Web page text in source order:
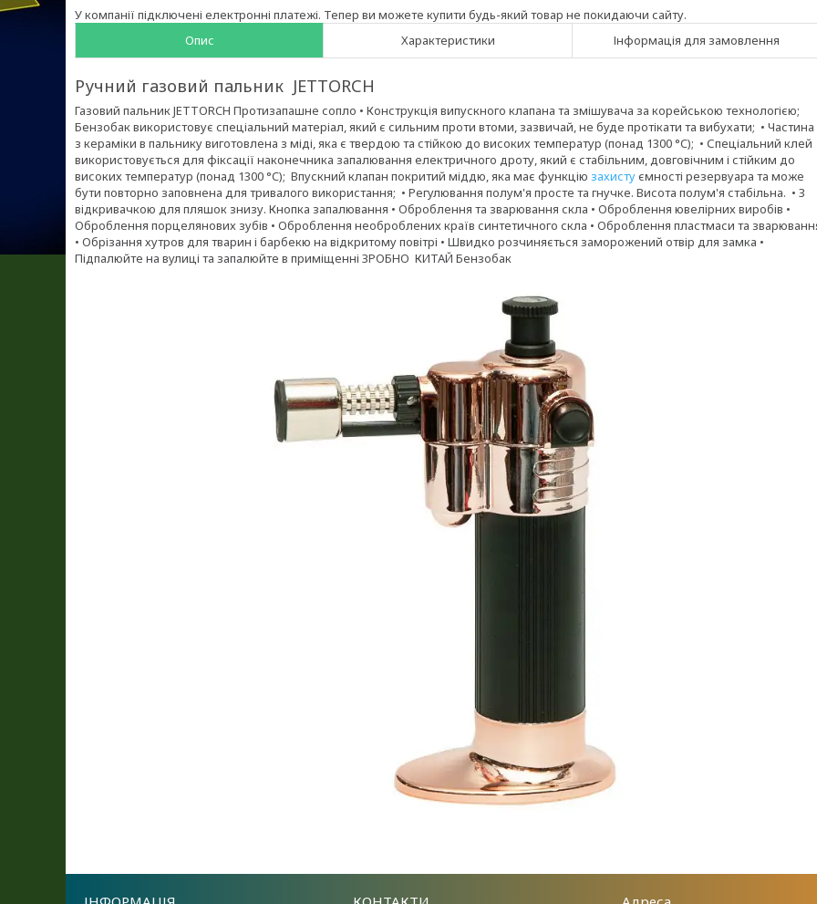
У компанії підключені електронні платежі. Тепер ви можете купити будь-який товар не покидаючи сайту.
Опис
Характеристики Інформація для замовлення
Ручний газовий пальник JETTORCH
Газовий пальник JETTORCH Протизапашне сопло • Конструкція випускного клапана та змішувача за корейською технологією;
Бензобак використовує спеціальний матеріал, який є сильним проти втоми, зазвичай, не буде протікати та вибухати; • Частина
з кераміки в пальнику виготовлена з міді, яка є твердою та стійкою до високих температур (понад 1300 °C); • Спеціальний клей
використовується для фіксації наконечника запалювання електричного дроту, який є стабільним, довговічним і стійким до
високих температур (понад 1300 °C); Впускний клапан покритий міддю, яка має функцію захистуємності резервуара та може
бути повторно заповнена для тривалого використання; • Регулювання полум'я просте та гнучке. Висота полум'я стабільна. • З
відкривачкою для пляшок знизу. Кнопка запалювання • Оброблення та зварювання скла • Оброблення ювелірних виробів •
Оброблення порцелянових зубів • Оброблення необроблених країв синтетичного скла • Оброблення пластмаси та
• Обрізання хутров для тварин і барбекю на відкритому повітрі • Швидко розчиняється заморожений отвір для замка •
Підпалюйте на вулиці та запалюйте в приміщенні ЗРОБНО КИТАЙ Бензобак